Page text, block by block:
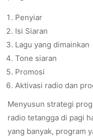
Penyiar
Isi Siaran
Lagu yang dimainkan
Tone siaran
Promosi
Aktivasi radio dan
Menyusun strategi
radio tetangga di pagi
yang banyak, program